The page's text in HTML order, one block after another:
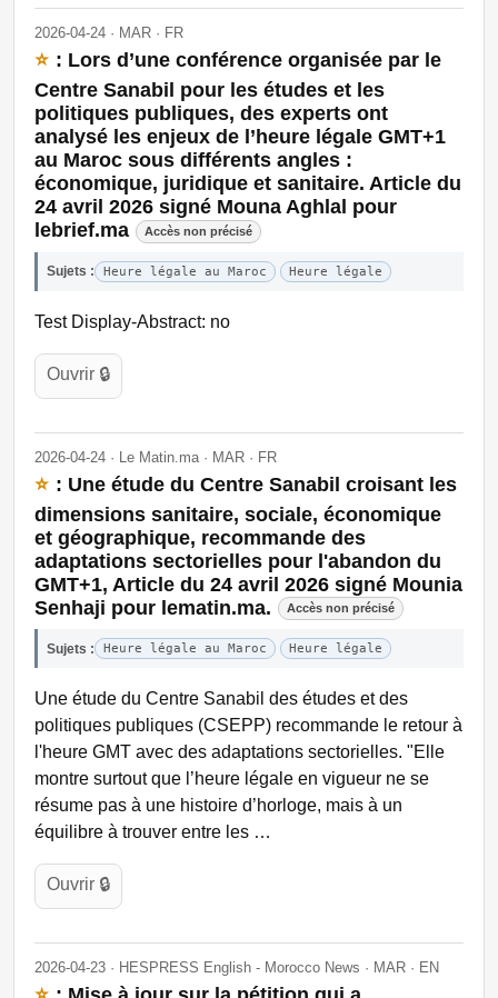
2026-04-24 · MAR · FR
⭐ : Lors d’une conférence organisée par le
Centre Sanabil pour les études et les
politiques publiques, des experts ont
analysé les enjeux de l’heure légale GMT+1
au Maroc sous différents angles :
économique, juridique et sanitaire. Article du
24 avril 2026 signé Mouna Aghlal pour
lebrief.ma
Accès non précisé
Sujets : Heure légale au Maroc Heure légale
Test Display-Abstract: no
Ouvrir 🔒
2026-04-24 · Le Matin.ma · MAR · FR
⭐ : Une étude du Centre Sanabil croisant les
dimensions sanitaire, sociale, économique
et géographique, recommande des
adaptations sectorielles pour l'abandon du
GMT+1, Article du 24 avril 2026 signé Mounia
Senhaji pour lematin.ma.
Accès non précisé
Sujets : Heure légale au Maroc Heure légale
Une étude du Centre Sanabil des études et des
politiques publiques (CSEPP) recommande le retour à
l'heure GMT avec des adaptations sectorielles. "Elle
montre surtout que l’heure légale en vigueur ne se
résume pas à une histoire d’horloge, mais à un
équilibre à trouver entre les …
Ouvrir 🔒
2026-04-23 · HESPRESS English - Morocco News · MAR · EN